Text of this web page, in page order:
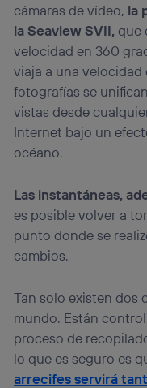
cámaras de vídeo, la
la Seaview SVII,que
velocidad en 360
viaja a una velocidad
fotografías se
vistas desde
Internet bajo un
océano.
Las instantáneas,
es posible volver a
punto donde se
cambios.
Tan solo existen dos
mundo. Están
proceso de
lo que es seguro es
arrecifes servirá